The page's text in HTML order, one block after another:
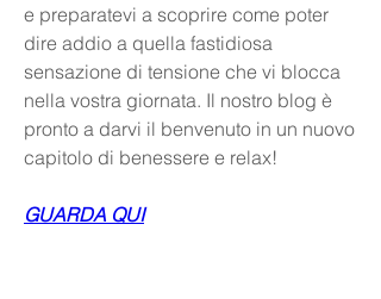
e preparatevi a scoprire come poter
dire addio a quella fastidiosa
sensazione di tensione che vi blocca
nella vostra giornata. Il nostro blog è
pronto a darvi il benvenuto in un nuovo
capitolo di benessere e relax!
GUARDA QUI